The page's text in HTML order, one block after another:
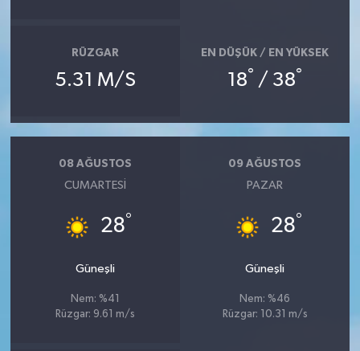
RÜZGAR
5.31 M/S
EN DÜŞÜK / EN YÜKSEK
18° / 38°
08 AĞUSTOS
CUMARTESI
28°
Güneşli
Nem: %41
Rüzgar: 9.61 m/s
09 AĞUSTOS
PAZAR
28°
Güneşli
Nem: %46
Rüzgar: 10.31 m/s
TEKNOLOJİ
AFYONKARAHİSAR
DENİZLİ